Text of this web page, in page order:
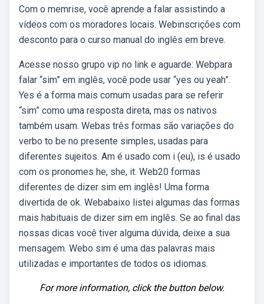
Com o memrise, você aprende a falar assistindo a
vídeos com os moradores locais. Webinscrições com
desconto para o curso manual do inglês em breve.
Acesse nosso grupo vip no link e aguarde: Webpara
falar “sim” em inglês, você pode usar “yes ou yeah”.
Yes é a forma mais comum usadas para se referir
“sim” como uma resposta direta, mas os nativos
também usam. Webas três formas são variações do
verbo to be no presente simples, usadas para
diferentes sujeitos. Am é usado com i (eu), is é usado
com os pronomes he, she, it. Web20 formas
diferentes de dizer sim em inglês! Uma forma
divertida de ok. Webabaixo listei algumas das formas
mais habituais de dizer sim em inglês. Se ao final das
nossas dicas você tiver alguma dúvida, deixe a sua
mensagem. Webo sim é uma das palavras mais
utilizadas e importantes de todos os idiomas.
For more information, click the button below.